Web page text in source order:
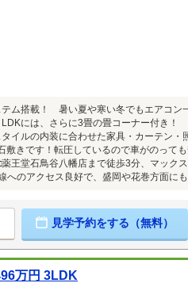
ム搭載！ 暑い夏や寒い冬でもエアコン
には、さらに3畳の畳コーナー付き！
イルの内装に合わせた家具・カーテン
敷きです！転圧しているので車がのっ
王堂石鳥谷八幡店まで徒歩3分、マック
へのアクセス良好で、盛岡や花巻方面にも
見学予約をする（無料）
万円 3LDK